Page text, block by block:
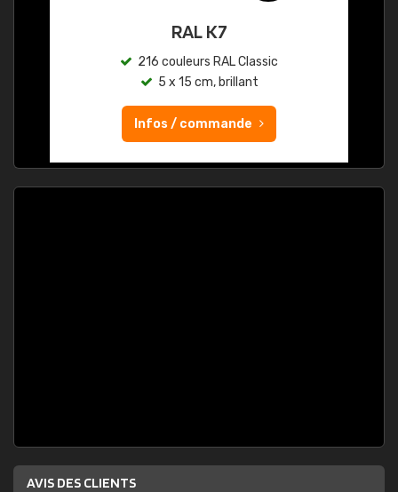
RAL K7
216 couleurs RAL Classic
5 x 15 cm, brillant
Infos / commande
AVIS DES CLIENTS